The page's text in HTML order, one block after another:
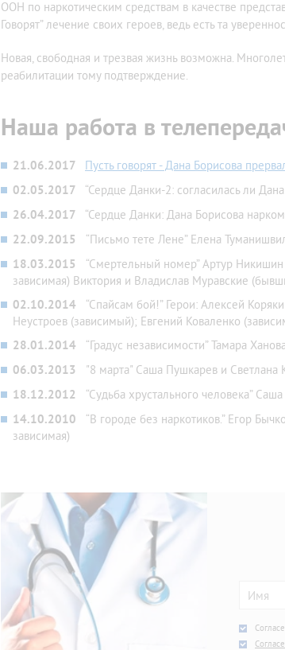
ООН по наркотическим средствам в качестве
Говорят” лечение своих героев, ведь есть та
Новая, свободная и трезвая жизнь возможна.
реабилитации тому подтверждение.
Наша работа в
21.06.2017 Пусть говорят - Дана Борисова
02.05.2017 “Сердце Данки-2: согласилась ли
26.04.2017 “Сердце Данки: Дана Борисова
22.09.2015 “Письмо тeте Лене” Елена
18.03.2015
“Смертельный номер” Артур
зависимая) Виктория и Владислав Муравские
02.10.2014
“Спайсам бой!” Герои: Алексей
Неустроев (зависимый); Евгений Коваленко
28.01.2014 “Градус независимости” Тамара Ханова
06.03.2013 "8 марта" Саша Пушкарев и Светлана
18.12.2012 “Судьба хрустального человека”
14.10.2010
“В городе без наркотиков.” Егор
зависимая)
Agree*
SMS